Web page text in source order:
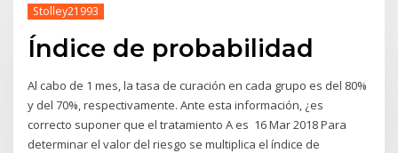
Stolley21993
Índice de probabilidad
Al cabo de 1 mes, la tasa de curación en cada grupo es del 80%
y del 70%, respectivamente. Ante esta información, ¿es
correcto suponer que el tratamiento A es 16 Mar 2018 Para
determinar el valor del riesgo se multiplica el índice de